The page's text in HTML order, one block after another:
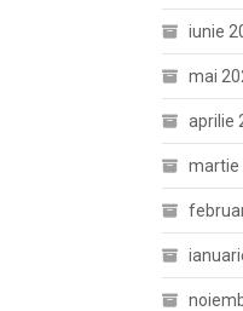
iunie
mai
aprilie
martie